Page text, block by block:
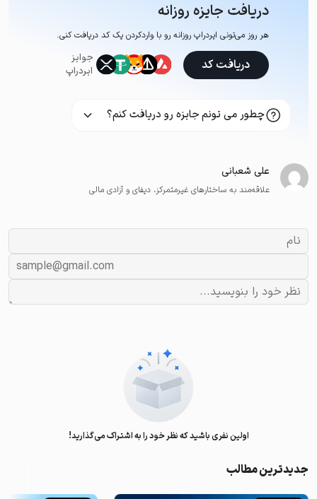
دریافت جایزه روزانه
هر روز می‌تونی ایردراپ روزانه رو با وارد‌کردن یک کد دریافت کنی.
جوایز
ایردراپ
دریافت کد
چطور می تونم جایزه رو دریافت کنم؟
علی شعبانی
علاقه‌مند به ساختارهای غیرمتمرکز، دیفای و آزادی مالی
اولین نفری باشید که نظر خود را به اشتراک می‌گذارید!
جدیدترین مطالب